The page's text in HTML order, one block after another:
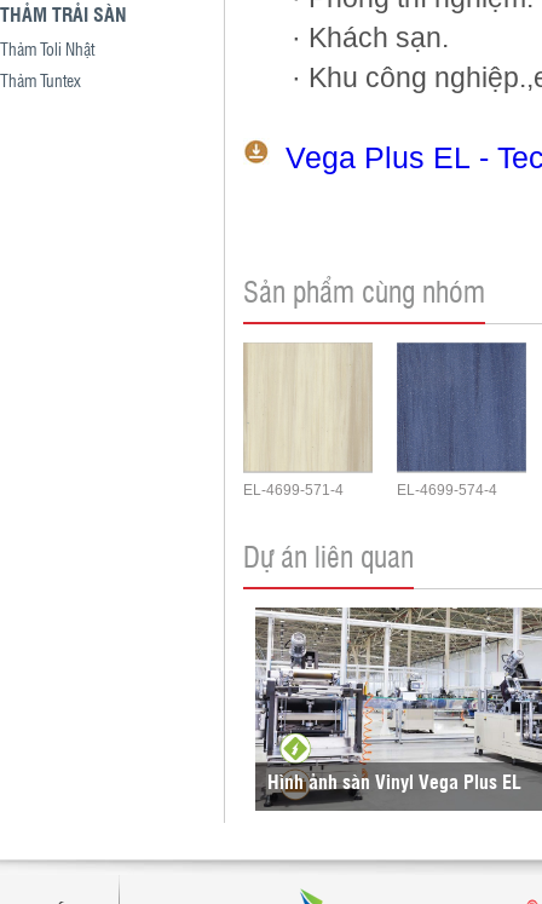
THẢM TRẢI SÀN
Thảm Toli Nhật
Thảm Tuntex
· Khách sạn.
· Khu công
Vega Plus EL -
Sản phẩm cùng nhóm
EL-4699-571-4 EL-4699-574-4
Dự án liên quan
Hình ảnh sàn Vinyl Vega Plus EL